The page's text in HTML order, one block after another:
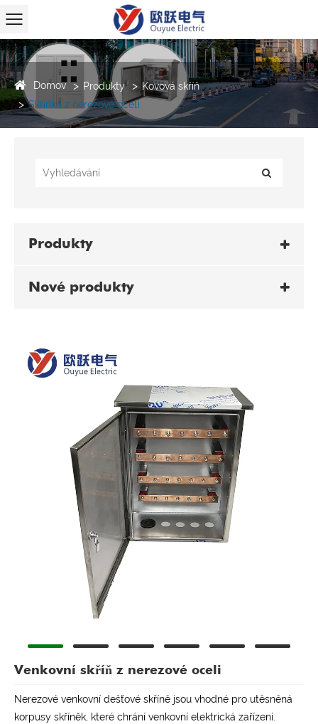
Domov Produkty
Kovová skříň
Skříňka z nerezové oceli
Produkty
Nové produkty
Venkovní skříň z nerezové oceli
Nerezové venkovní dešťové skříně jsou vhodné pro utěsněná
korpusy skříněk, které chrání venkovní elektrická zařízení.